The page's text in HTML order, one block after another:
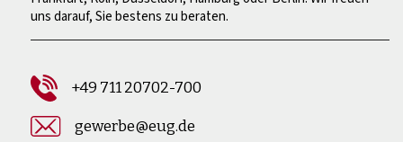
uns darauf, Sie bestens zu beraten.
+49 711 20702-700
gewerbe@eug.de